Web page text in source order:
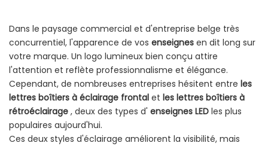
Dans le paysage commercial et d'entreprise belge très
concurrentiel, l'apparence de vos enseignes en dit long sur
votre marque. Un logo lumineux bien conçu attire
l'attention et reflète professionnalisme et élégance.
Cependant, de nombreuses entreprises hésitent entre les
lettres boîtiers à éclairage frontal et les lettres boîtiers à
rétroéclairage , deux des types d' enseignes LED les plus
populaires aujourd'hui.
Ces deux styles d'éclairage améliorent la visibilité, mais